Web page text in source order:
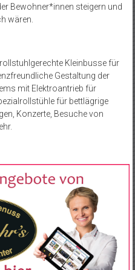
Bewohner*innen steigern und
wären.
Kleinbusse für
Gestaltung der
mit Elektroantrieb für
für bettlägrige
Konzerte, Besuche von